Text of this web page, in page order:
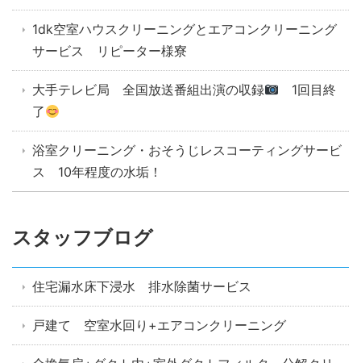
1dk空室ハウスクリーニングとエアコンクリーニング
サービス リピーター様寮
大手テレビ局 全国放送番組出演の収録
1回目終
了
浴室クリーニング・おそうじレスコーティングサービ
ス 10年程度の水垢！
スタッフブログ
住宅漏水床下浸水 排水除菌サービス
戸建て 空室水回り+エアコンクリーニング